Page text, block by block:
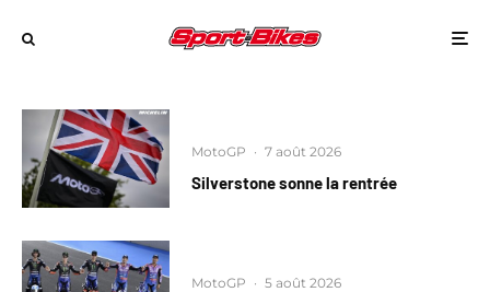
MotoGP · 7 août 2026
Silverstone sonne la rentrée
MotoGP · 5 août 2026